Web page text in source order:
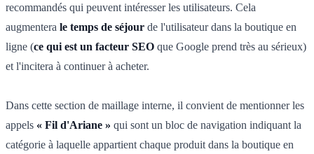
recommandés qui peuvent intéresser les utilisateurs. Cela
augmentera le temps de séjour de l'utilisateur dans la boutique en
ligne (ce qui est un facteur SEO que Google prend très au sérieux)
et l'incitera à continuer à acheter.
Dans cette section de maillage interne, il convient de mentionner les
appels « Fil d'Ariane » qui sont un bloc de navigation indiquant la
catégorie à laquelle appartient chaque produit dans la boutique en